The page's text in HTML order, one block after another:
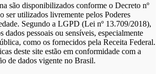
são disponibilizados conforme o Decreto nº
ser utilizados livremente pelos Poderes
Segundo a LGPD (Lei nº 13.709/2018),
dados pessoais ou sensíveis, especialmente
como os fornecidos pela Receita Federal.
deste site estão em conformidade com a
de dados vigente no Brasil.